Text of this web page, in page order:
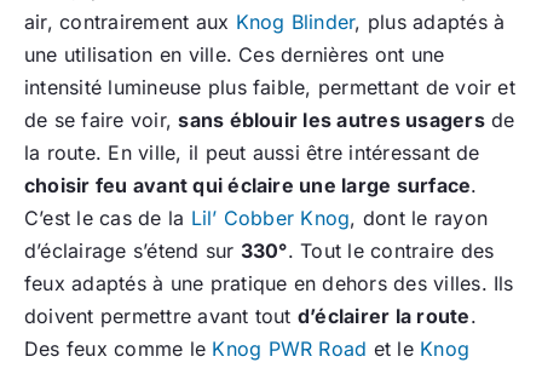
air, contrairement aux Knog Blinder, plus adaptés à
une utilisation en ville. Ces dernières ont une
intensité lumineuse plus faible, permettant de voir et
de se faire voir,sans éblouir les autres usagersde
la route. En ville, il peut aussi être intéressant de
choisir feu avant qui éclaire une large surface.
C’est le cas de la Lil’ Cobber Knog, dont le rayon
d’éclairage s’étend sur 330°. Tout le contraire des
feux adaptés à une pratique en dehors des villes. Ils
doivent permettre avant tout d’éclairer la route.
Des feux comme le Knog PWR Road et le Knog